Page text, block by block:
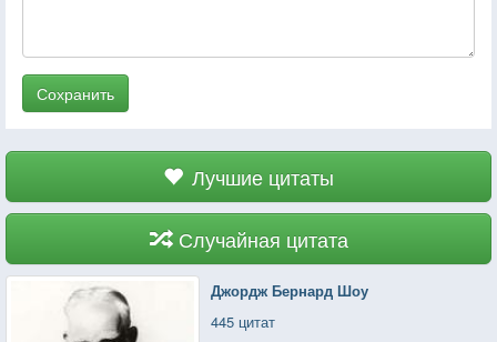
Сохранить
Лучшие цитаты
Случайная цитата
Джордж Бернард Шоу
445 цитат